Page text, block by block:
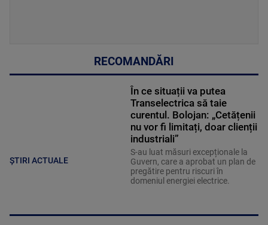
RECOMANDĂRI
ȘTIRI ACTUALE
În ce situații va putea
Transelectrica să taie
curentul. Bolojan: „Cetățenii
nu vor fi limitați, doar clienții
industriali”
S-au luat măsuri excepționale la
Guvern, care a aprobat un plan de
pregătire pentru riscuri în
domeniul energiei electrice.